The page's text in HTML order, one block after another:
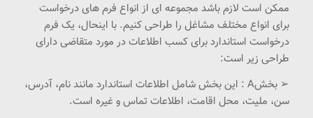
ممکن است لازم باشد مجموعه ای از انواع فرم های درخواست
برای انواع مختلف مشاغل را طراحی کنیم. با اینحال، یک فرم
درخواست استاندارد برای کسب اطلاعات در مورد متقاضی دارای
طراحی زیر است:
➢ بخشA : این بخش شامل اطلاعات استاندارد مانند نام، آدرس،
سن، ملیت، محل اقامت، اطلاعات تماس و غیره است.